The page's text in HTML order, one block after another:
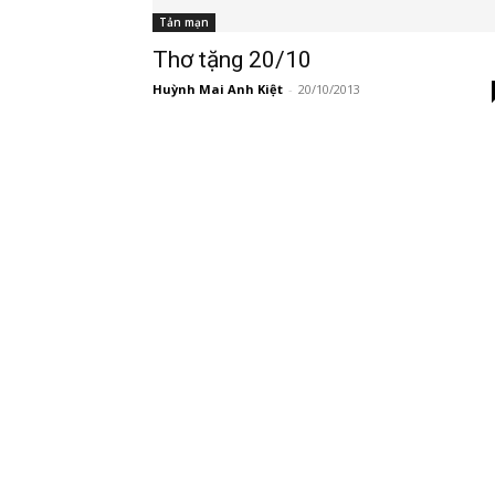
Tản mạn
Thơ tặng 20/10
Huỳnh Mai Anh Kiệt - 20/10/2013